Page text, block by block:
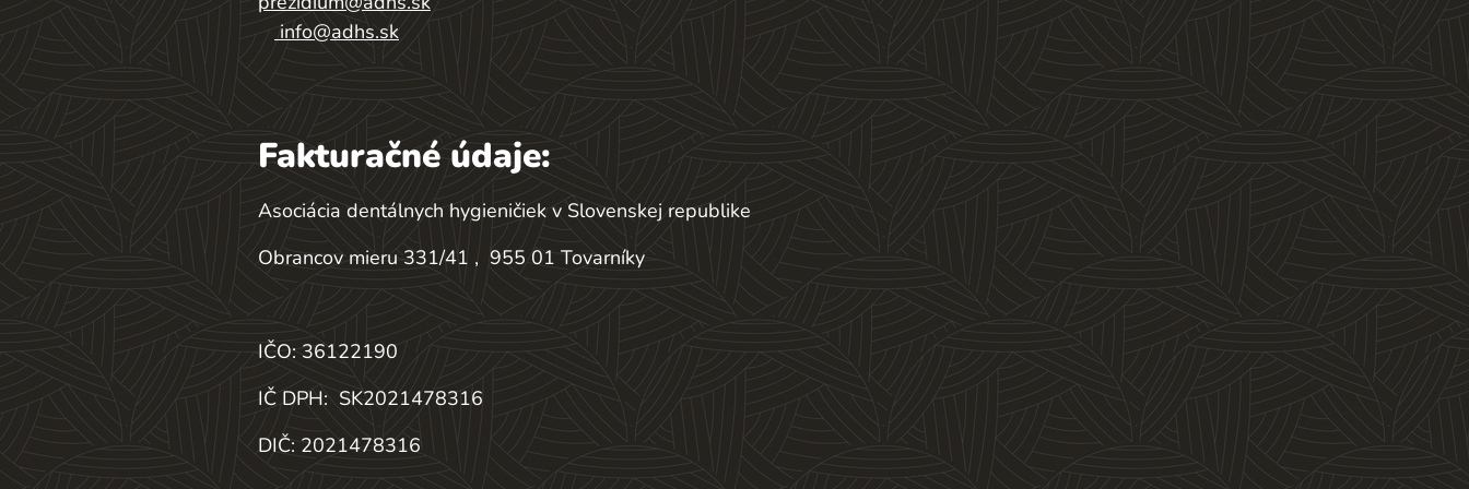
info@adhs.sk
Fakturačné údaje:
Asociácia dentálnych hygieničiek v Slovenskej republike
Obrancov mieru 331/41 , 955 01 Tovarníky
IČO: 36122190
IČ DPH: SK2021478316
DIČ: 2021478316